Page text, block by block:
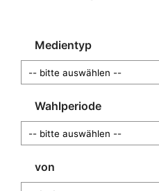
Medientyp
Wahlperiode
von